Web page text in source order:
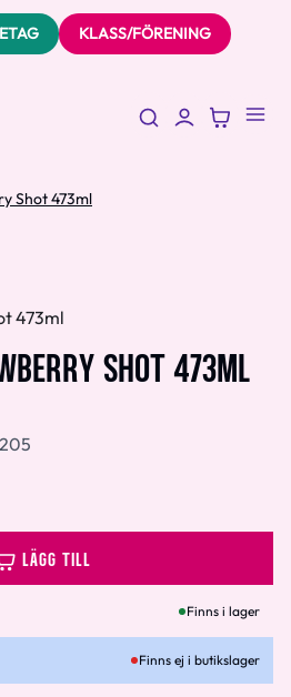
KLASS/FÖRENING
Shot 473ml
SHOT 473ML
LÄGG TILL
Finns i lager
Finns ej i butikslager